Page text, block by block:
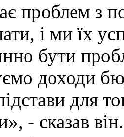
проблем з
і ми їх
бути
доходи
для
- сказав